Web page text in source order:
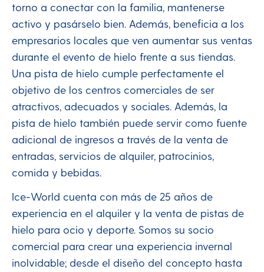
torno a conectar con la familia, mantenerse
activo y pasárselo bien. Además, beneficia a los
empresarios locales que ven aumentar sus ventas
durante el evento de hielo frente a sus tiendas.
Una pista de hielo cumple perfectamente el
objetivo de los centros comerciales de ser
atractivos, adecuados y sociales. Además, la
pista de hielo también puede servir como fuente
adicional de ingresos a través de la venta de
entradas, servicios de alquiler, patrocinios,
comida y bebidas.
Ice-World cuenta con más de 25 años de
experiencia en el alquiler y la venta de pistas de
hielo para ocio y deporte. Somos su socio
comercial para crear una experiencia invernal
inolvidable; desde el diseño del concepto hasta